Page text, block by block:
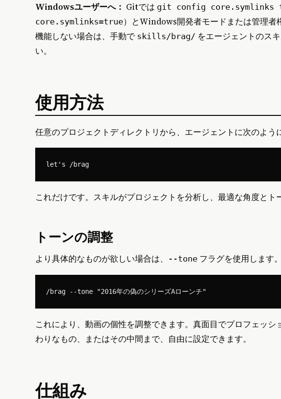
Windowsユーザーへ： Gitでは git config core.symlinks
core.symlinks=true）とWindows開発者モードまたは管理者
機能しない場合は、手動で skills/brag/ をエージェントのス
い。
使用方法
任意のプロジェクトディレクトリから、エージェントに次のよう
これだけです。スキルがプロジェクトを分析し、最適な角度とト
トーンの調整
より具体的なものが欲しい場合は、 --tone フラグを使用します。
これにより、動画の個性を調整できます。真面目でプロフェッ
わりなもの、またはその中間まで、自由に設定できます。
仕組み